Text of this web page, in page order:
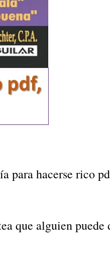
para hacerse rico
que alguien puede